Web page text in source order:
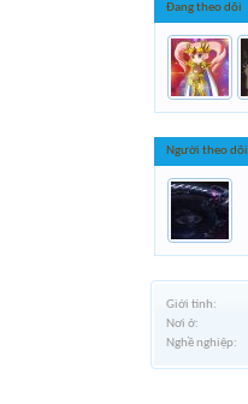
Đang theo dõi
Người theo dõi
Giới tính:
Nơi ở:
Nghề nghiệp: